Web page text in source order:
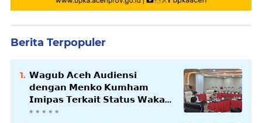
Berita Terpopuler
𝗪𝗮𝗴𝘂𝗯 𝗔𝗰𝗲𝗵 𝗔𝘂𝗱𝗶𝗲𝗻𝘀𝗶
𝗱𝗲𝗻𝗴𝗮𝗻 𝗠𝗲𝗻𝗸𝗼 𝗞𝘂𝗺𝗵𝗮𝗺
𝗜𝗺𝗶𝗽𝗮𝘀 𝗧𝗲𝗿𝗸𝗮𝗶𝘁 𝗦𝘁𝗮𝘁𝘂𝘀 𝗪𝗮𝗸𝗮𝗳
𝗕𝗹𝗮𝗻𝗴𝗽𝗮𝗱𝗮𝗻𝗴